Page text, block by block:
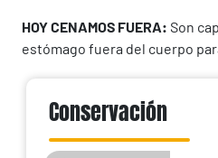
HOY CENAMOS FUERA: Son
estómago fuera del cuerpo
Conservación